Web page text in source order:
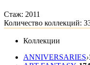
Стаж: 2011
Количество коллекций:
Коллекции
ANNIVERSARIES›